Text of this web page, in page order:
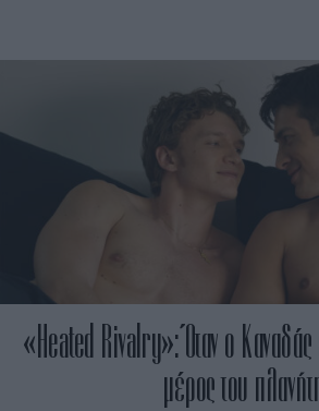
«Heated Rivalry»: Όταν ο Καναδάς
μέρος του